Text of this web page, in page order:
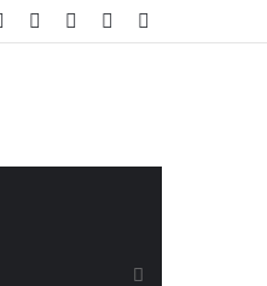
Rastgele
Instagram
YouTube
Twitter
Arama